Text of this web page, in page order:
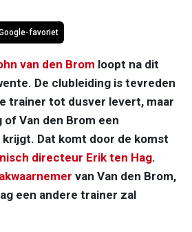
favoriet
van den Brom loopt na dit
De clubleiding is tevreden
trainer tot dusver levert, maar
Van den Brom een
Dat komt door de komst
directeur Erik ten Hag.
van Van den Brom,
een andere trainer zal